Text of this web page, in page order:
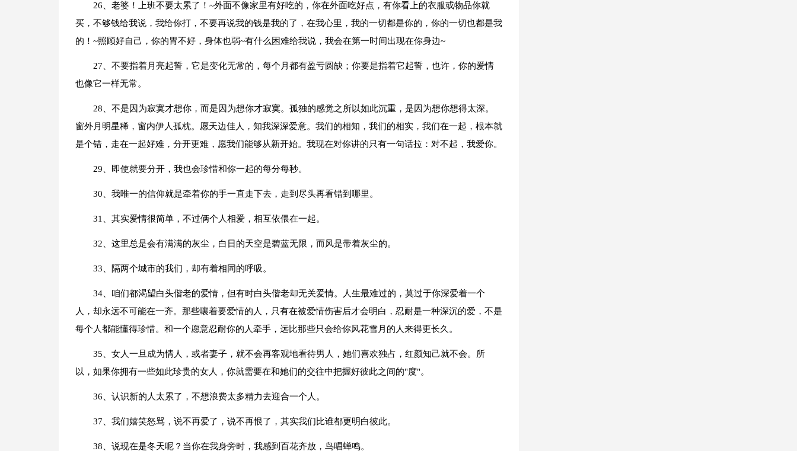
26、老婆！上班不要太累了！~外面不像家里有好吃的，你在外面吃好点，有你看上的衣服或物品你就
买，不够钱给我说，我给你打，不要再说我的钱是我的了，在我心里，我的一切都是你的，你的一切也都是我
的！~照顾好自己，你的胃不好，身体也弱~有什么困难给我说，我会在第一时间出现在你身边~
27、不要指着月亮起誓，它是变化无常的，每个月都有盈亏圆缺；你要是指着它起誓，也许，你的爱情
也像它一样无常。
28、不是因为寂寞才想你，而是因为想你才寂寞。孤独的感觉之所以如此沉重，是因为想你想得太深。
窗外月明星稀，窗内伊人孤枕。愿天边佳人，知我深深爱意。我们的相知，我们的相实，我们在一起，根本就
是个错，走在一起好难，分开更难，愿我们能够从新开始。我现在对你讲的只有一句话拉：对不起，我爱你。
29、即使就要分开，我也会珍惜和你一起的每分每秒。
30、我唯一的信仰就是牵着你的手一直走下去，走到尽头再看错到哪里。
31、其实爱情很简单，不过俩个人相爱，相互依偎在一起。
32、这里总是会有满满的灰尘，白日的天空是碧蓝无限，而风是带着灰尘的。
33、隔两个城市的我们，却有着相同的呼吸。
34、咱们都渴望白头偕老的爱情，但有时白头偕老却无关爱情。人生最难过的，莫过于你深爱着一个
人，却永远不可能在一齐。那些嚷着要爱情的人，只有在被爱情伤害后才会明白，忍耐是一种深沉的爱，不是
每个人都能懂得珍惜。和一个愿意忍耐你的人牵手，远比那些只会给你风花雪月的人来得更长久。
35、女人一旦成为情人，或者妻子，就不会再客观地看待男人，她们喜欢独占，红颜知己就不会。所
以，如果你拥有一些如此珍贵的女人，你就需要在和她们的交往中把握好彼此之间的"度"。
36、认识新的人太累了，不想浪费太多精力去迎合一个人。
37、我们嬉笑怒骂，说不再爱了，说不再恨了，其实我们比谁都更明白彼此。
38、说现在是冬天呢？当你在我身旁时，我感到百花齐放，鸟唱蝉鸣。